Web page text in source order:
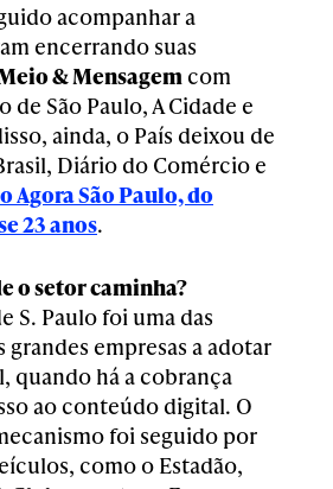
acompanhar a
encerrando suas
& Mensagem com
São Paulo, A Cidade e
ainda, o País deixou de
Diário do Comércio e
Agora São Paulo, do
23 anos.
o setor caminha?
S. Paulo foi uma das
grandes empresas a adotar
quando há a cobrança
ao conteúdo digital. O
foi seguido por
como o Estadão,